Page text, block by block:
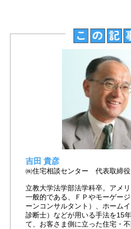
吉田 貴彦
㈱住宅相談センター 代表取締役
立教大学法学部法学科卒。アメ
一般的である、ＦＰやモーゲー
ーンコンサルタント）、ホーム
診断士）などが用いる手法を15
て、お客さま側に立った住宅・